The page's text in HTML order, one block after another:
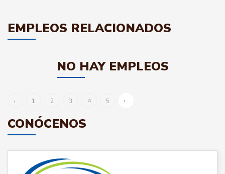
EMPLEOS RELACIONADOS
NO HAY EMPLEOS
‹ 1 2 3 4 5 ›
CONÓCENOS